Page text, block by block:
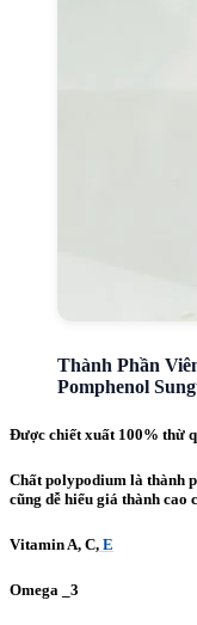
Thành Phần
Pomphenol
Được chiết xuất 100% thừ
Chất polypodium là thành
cũng dễ hiểu giá thành cao
Vitamin A, C, E
Omega _3